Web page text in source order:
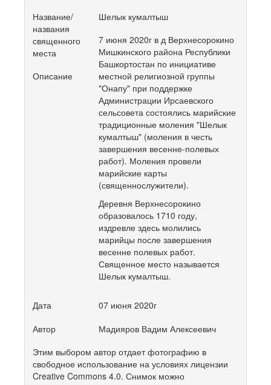
Название/
названия
священного
места
Шелык кумалтыш
Описание
7 июня 2020г в д Верхнесорокино
Мишкинского района Республики
Башкортостан по инициативе
местной религиозной группы
"Онапу" при поддержке
Администрации Ирсаевского
сельсовета состоялись марийские
традиционные моления "Шелык
кумалтыш" (моления в честь
завершения весенне-полевых
работ). Моления провели
марийские карты
(священнослужители).
Деревня Верхнесорокино
образовалось 1710 году,
издревле здесь молились
марийцы после завершения
весенне полевых работ.
Священное место называется
Шелык кумалтыш.
Дата
07 июня 2020г
Автор
Мадияров Вадим Алексеевич
Этим выбором автор отдает фотографию в
свободное использование на условиях лицензии
Creative Commons 4.0. Снимок можно